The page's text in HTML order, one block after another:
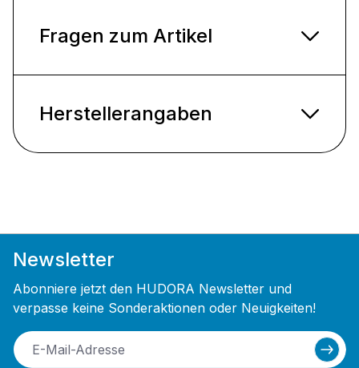
Fragen zum Artikel
Herstellerangaben
Newsletter
Abonniere jetzt den HUDORA Newsletter und
verpasse keine Sonderaktionen oder Neuigkeiten!